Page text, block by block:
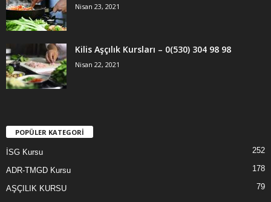
Nisan 23, 2021
Kilis Aşçılık Kursları – 0(530) 304 98 98
Nisan 22, 2021
POPÜLER KATEGORİ
İSG Kursu 252
ADR-TMGD Kursu 178
AŞÇILIK KURSU 79